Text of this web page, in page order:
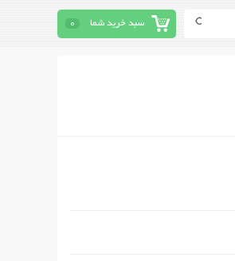
سبد خرید شما 0